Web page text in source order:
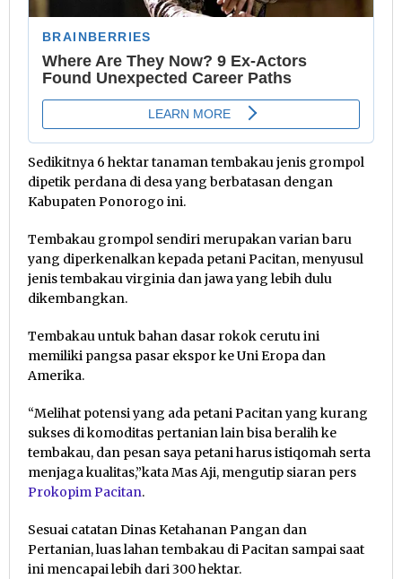
Sedikitnya 6 hektar tanaman tembakau jenis grompol
dipetik perdana di desa yang berbatasan dengan
Kabupaten Ponorogo ini.
Tembakau grompol sendiri merupakan varian baru
yang diperkenalkan kepada petani Pacitan, menyusul
jenis tembakau virginia dan jawa yang lebih dulu
dikembangkan.
Tembakau untuk bahan dasar rokok cerutu ini
memiliki pangsa pasar ekspor ke Uni Eropa dan
Amerika.
“Melihat potensi yang ada petani Pacitan yang kurang
sukses di komoditas pertanian lain bisa beralih ke
tembakau, dan pesan saya petani harus istiqomah serta
menjaga kualitas,”kata Mas Aji, mengutip siaran pers
Prokopim Pacitan.
Sesuai catatan Dinas Ketahanan Pangan dan
Pertanian, luas lahan tembakau di Pacitan sampai saat
ini mencapai lebih dari 300 hektar.